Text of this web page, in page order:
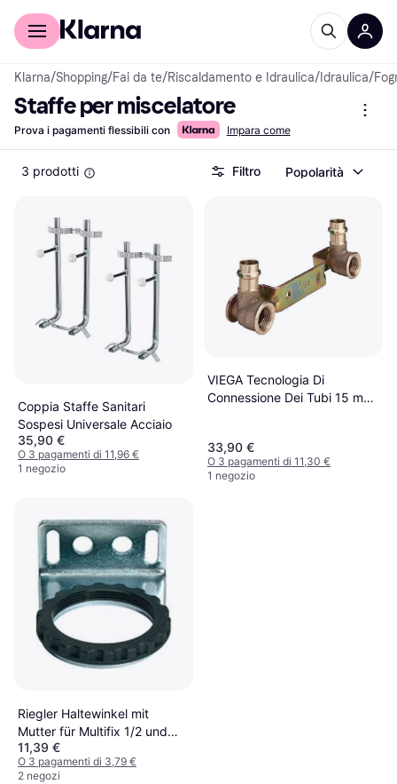
Per il tuo shopping
Klarna/Shopping/Fai da te/Riscaldamento e Idraulica/ Idraulica/
Staffe per miscelatore
Prova i pagamenti flessibili con Impara come
3 prodotti Filtro Popolarità
Coppia Staffe Sanitari
Sospesi Universale Acciaio
35,90 €
O 3 pagamenti di 11,96 €
1 negozio
VIEGA Tecnologia Di
Connessione Dei Tubi 15 mm
33,90 €
O 3 pagamenti di 11,30 €
1 negozio
Riegler Haltewinkel mit
Mutter für Multifix 1/2 und
3/4
11,39 €
O 3 pagamenti di 3,79 €
2 negozi